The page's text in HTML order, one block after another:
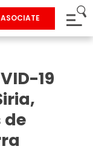
ASOCIATE
19
de